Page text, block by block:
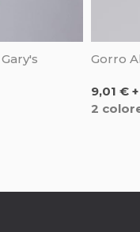
Precio
9,01 €
2